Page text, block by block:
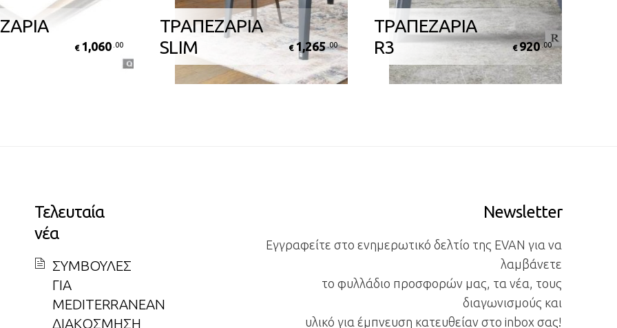
€ 1,060 .00
ΤΡΑΠΕΖΑΡΙΑ
SLIM
€ 1,265 .00
ΤΡΑΠΕΖΑΡΙΑ
R3
€ 920.00
Τελευταία
νέα
ΣΥΜΒΟΥΛΕΣ
ΓΙΑ
MEDITERRANEAN
ΔΙΑΚΟΣΜΗΣΗ
Newsletter
Εγγραφείτε στο ενημερωτικό δελτίο της EVAN για να
λαμβάνετε
το φυλλάδιο προσφορών μας, τα νέα, τους
διαγωνισμούς και
υλικό για έμπνευση κατευθείαν στο inbox σας!